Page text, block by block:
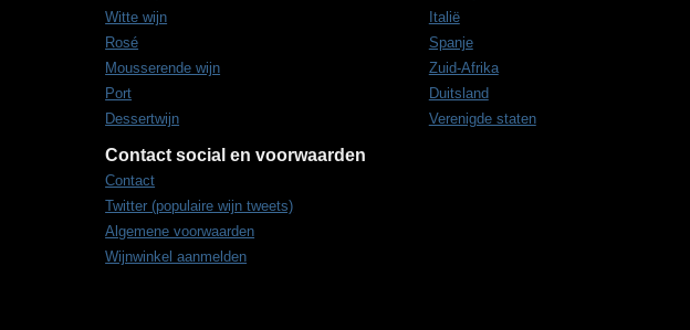
Witte wijn
Rosé
Mousserende wijn
Port
Dessertwijn
Italië
Spanje
Zuid-Afrika
Duitsland
Verenigde staten
Contact social en voorwaarden
Contact
Twitter (populaire wijn tweets)
Algemene voorwaarden
Wijnwinkel aanmelden